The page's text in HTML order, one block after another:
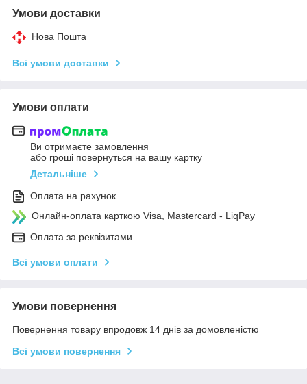
Умови доставки
Нова Пошта
Всі умови доставки
Умови оплати
Ви отримаєте замовлення
або гроші повернуться на вашу картку
Детальніше
Оплата на рахунок
Онлайн-оплата карткою Visa, Mastercard - LiqPay
Оплата за реквізитами
Всі умови оплати
Умови повернення
Повернення товару впродовж 14 днів за домовленістю
Всі умови повернення